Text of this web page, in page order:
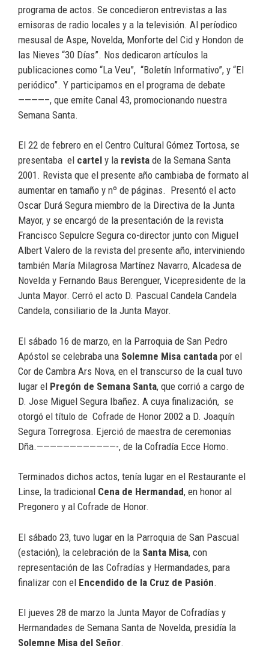
programa de actos. Se concedieron entrevistas a las
emisoras de radio locales y a la televisión. Al períodico
mesusal de Aspe, Novelda, Monforte del Cid y Hondon de
las Nieves “30 Días”. Nos dedicaron artículos la
publicaciones como “La Veu”, “Boletín Informativo”, y “El
periódico”. Y participamos en el programa de debate
————–, que emite Canal 43, promocionando nuestra
Semana Santa.
El 22 de febrero en el Centro Cultural Gómez Tortosa, se
presentaba el cartel y la revista de la Semana Santa
2001. Revista que el presente año cambiaba de formato al
aumentar en tamaño y nº de páginas. Presentó el acto
Oscar Durá Segura miembro de la Directiva de la Junta
Mayor, y se encargó de la presentación de la revista
Francisco Sepulcre Segura co-director junto con Miguel
Albert Valero de la revista del presente año, interviniendo
también María Milagrosa Martínez Navarro, Alcadesa de
Novelda y Fernando Baus Berenguer, Vicepresidente de la
Junta Mayor. Cerró el acto D. Pascual Candela Candela
Candela, consiliario de la Junta Mayor.
El sábado 16 de marzo, en la Parroquia de San Pedro
Apóstol se celebraba una Solemne Misa cantada por el
Cor de Cambra Ars Nova, en el transcurso de la cual tuvo
lugar el Pregón de Semana Santa, que corrió a cargo de
D. Jose Miguel Segura Ibañez. A cuya finalización, se
otorgó el título de Cofrade de Honor 2002 a D. Joaquín
Segura Torregrosa. Ejerció de maestra de ceremonias
Dña.————————————-, de la Cofradía Ecce Homo.
Terminados dichos actos, tenía lugar en el Restaurante el
Linse, la tradicional Cena de Hermandad, en honor al
Pregonero y al Cofrade de Honor.
El sábado 23, tuvo lugar en la Parroquia de San Pascual
(estación), la celebración de la Santa Misa, con
representación de las Cofradías y Hermandades, para
finalizar con el Encendido de la Cruz de Pasión.
El jueves 28 de marzo la Junta Mayor de Cofradías y
Hermandades de Semana Santa de Novelda, presidía la
Solemne Misa del Señor.